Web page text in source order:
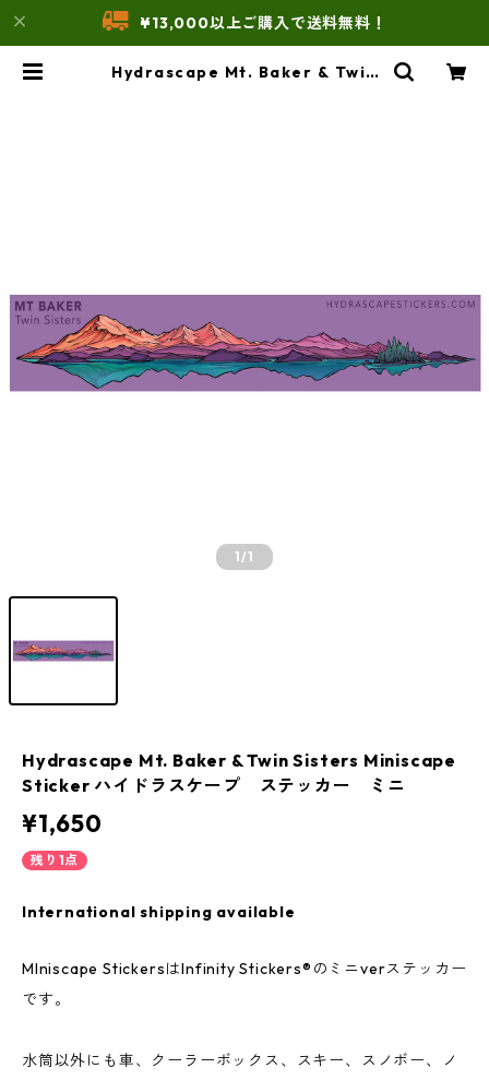
¥13,000以上ご購入で送料無料！
Hydrascape Mt. Baker & Twin
1/1
Hydrascape Mt. Baker & Twin Sisters Miniscape
Sticker ハイドラスケープ ステッカー ミニ
¥1,650
残り1点
International shipping available
MIniscape StickersはInfinity Stickers®のミニverステッカー
です。
水筒以外にも車、クーラーボックス、スキー、スノボー、ノ